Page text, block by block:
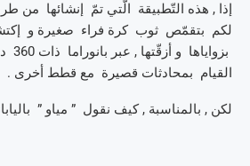
إذا , هذه التّطبيقة الّتي تمّ إنشائها من
لكم بتقمّص ثوب كرة فراء صغيرة و
القيام بمحادثات قصيرة مع قطط أخرى .
لكن , بالمناسبة , كيف نقول ” مياو ”